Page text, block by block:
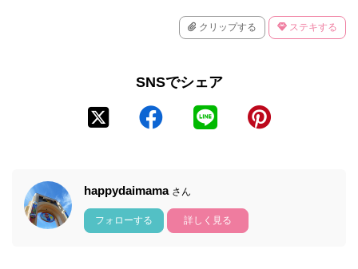
クリップする ステキする
SNSでシェア
happydaimama さん
フォローする 詳しく見る